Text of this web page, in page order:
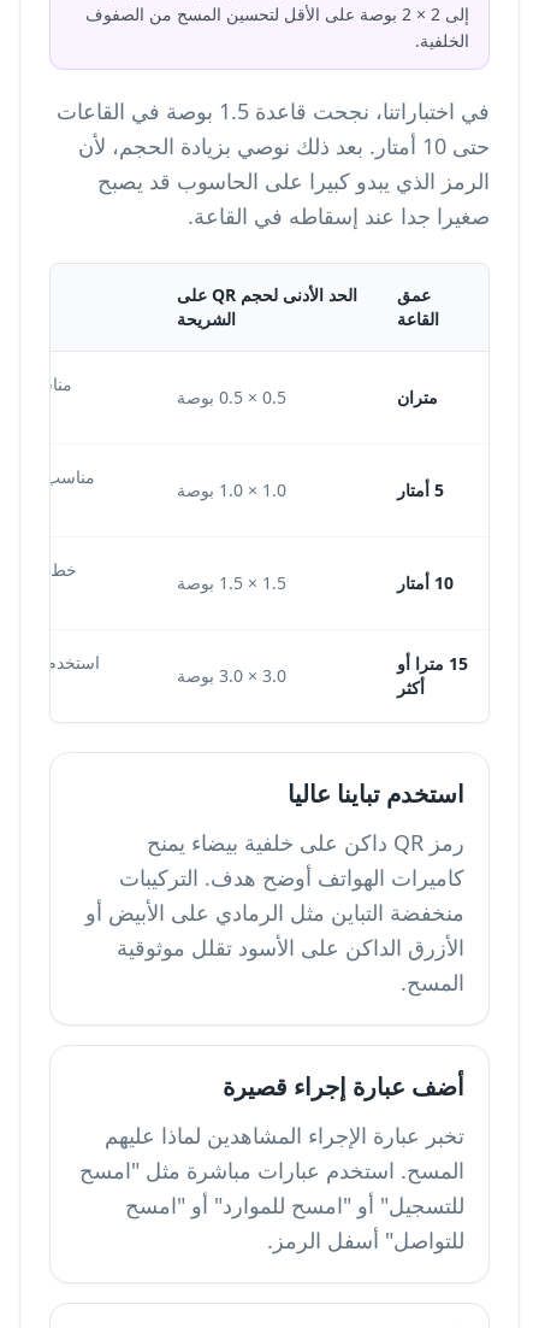
إلى 2 × 2 بوصة على الأقل لتحسين المسح من الصفوف
الخلفية.
في اختباراتنا، نجحت قاعدة 1.5 بوصة في القاعات
حتى 10 أمتار. بعد ذلك نوصي بزيادة الحجم، لأن
الرمز الذي يبدو كبيرا على الحاسوب قد يصبح
صغيرا جدا عند إسقاطه في القاعة.
عمق
القاعة
الحد الأدنى لحجم QR على
الشريحة
متران 0.5 × 0.5 بوصة
مناسب
5 أمتار 1.0 × 1.0 بوصة
مناسب
10 أمتار 1.5 × 1.5 بوصة
خط أساس
15 مترا أو
أكثر
3.0 × 3.0 بوصة
استخدم
استخدم تباينا عاليا
رمز QR داكن على خلفية بيضاء يمنح
كاميرات الهواتف أوضح هدف. التركيبات
منخفضة التباين مثل الرمادي على الأبيض أو
الأزرق الداكن على الأسود تقلل موثوقية
المسح.
أضف عبارة إجراء قصيرة
تخبر عبارة الإجراء المشاهدين لماذا عليهم
المسح. استخدم عبارات مباشرة مثل "امسح
للتسجيل" أو "امسح للموارد" أو "امسح
للتواصل" أسفل الرمز.